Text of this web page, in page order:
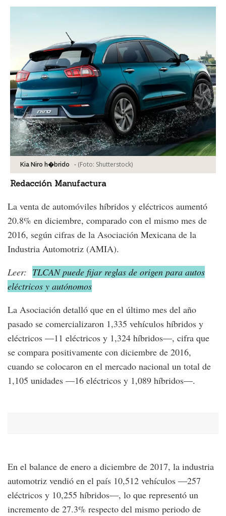
Kia Niro h�brido - (Foto: Shutterstock)
Redacción Manufactura
La venta de automóviles híbridos y eléctricos aumentó
20.8% en diciembre, comparado con el mismo mes de
2016, según cifras de la Asociación Mexicana de la
Industria Automotriz (AMIA).
Leer: TLCAN puede fijar reglas de origen para autos
eléctricos y autónomos
La Asociación detalló que en el último mes del año
pasado se comercializaron 1,335 vehículos híbridos y
eléctricos —11 eléctricos y 1,324 híbridos—, cifra que
se compara positivamente con diciembre de 2016,
cuando se colocaron en el mercado nacional un total de
1,105 unidades —16 eléctricos y 1,089 híbridos—.
En el balance de enero a diciembre de 2017, la industria
automotriz vendió en el país 10,512 vehículos —257
eléctricos y 10,255 híbridos—, lo que representó un
incremento de 27.3% respecto del mismo periodo de